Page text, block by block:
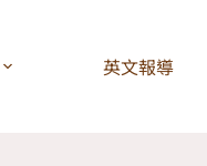
英文報導